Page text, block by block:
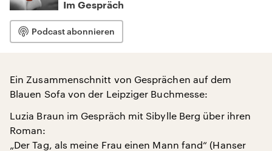
Im Gespräch
Podcast abonnieren
Ein Zusammenschnitt von Gesprächen auf dem
Blauen Sofa von der Leipziger Buchmesse:
Luzia Braun im Gespräch mit Sibylle Berg über ihren
Roman:
„Der Tag, als meine Frau einen Mann fand“ (Hanser